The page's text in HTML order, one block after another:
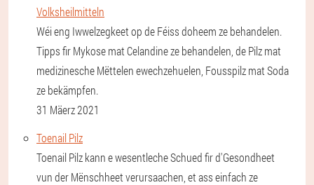
Volksheilmitteln
Wéi eng Iwwelzegkeet op de Féiss doheem ze behandelen.
Tipps fir Mykose mat Celandine ze behandelen, de Pilz mat
medizinesche Mëttelen ewechzehuelen, Fousspilz mat Soda
ze bekämpfen.
31 Mäerz 2021
Toenail Pilz
Toenail Pilz kann e wesentleche Schued fir d'Gesondheet
vun der Mënschheet verursaachen, et ass einfach ze